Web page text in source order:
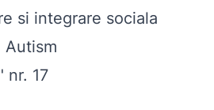
si integrare sociala
Autism
nr. 17